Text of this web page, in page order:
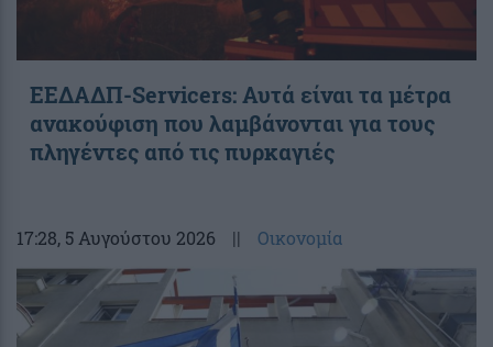
ΕΕΔΑΔΠ-Servicers: Αυτά είναι τα μέτρα
ανακούφιση που λαμβάνονται για τους
πληγέντες από τις πυρκαγιές
17:28, 5 Αυγούστου 2026 || Οικονομία